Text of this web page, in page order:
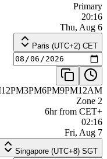
Primary
20:16
Thu, Aug 6
Paris (UTC+2) CET
12PM3PM6PM9PM12AM
Zone 2
+6hr from CET
02:16
Fri, Aug 7
Singapore (UTC+8) SGT